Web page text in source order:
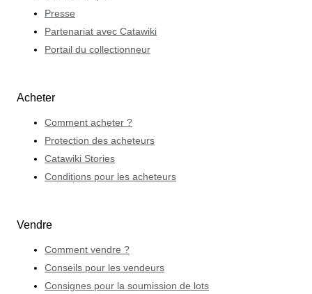
Presse
Partenariat avec Catawiki
Portail du collectionneur
Acheter
Comment acheter ?
Protection des acheteurs
Catawiki Stories
Conditions pour les acheteurs
Vendre
Comment vendre ?
Conseils pour les vendeurs
Consignes pour la soumission de lots